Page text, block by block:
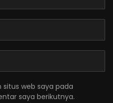
web saya pada
saya berikutnya.